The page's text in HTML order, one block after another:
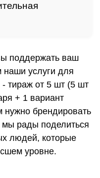
поддержать ваш
услуги для
- тираж от 5 шт (5 шт
+ 1 вариант
брендировать
мы рады поделиться
людей, которые
уровне.